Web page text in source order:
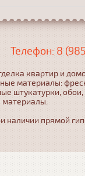
Телефон: 8
квартир и
материалы:
штукатурки,
материалы.
наличии прямой